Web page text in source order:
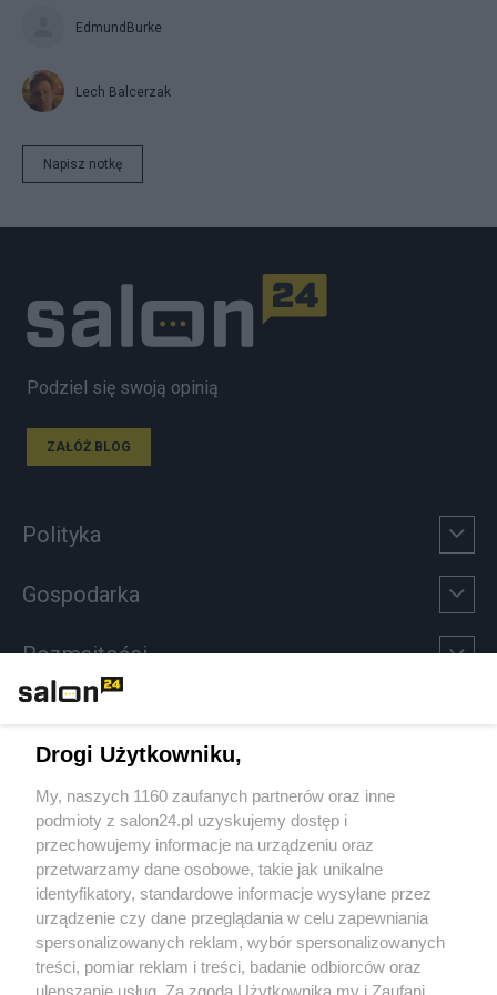
EdmundBurke
Lech Balcerzak
Napisz notkę
Podziel się swoją opinią
ZAŁÓŻ BLOG
Polityka
Gospodarka
Rozmaitości
Sport
Społeczeństwo
Kultura
Drogi Użytkowniku,
My, naszych 1160 zaufanych partnerów oraz inne
podmioty z salon24.pl uzyskujemy dostęp i
przechowujemy informacje na urządzeniu oraz
przetwarzamy dane osobowe, takie jak unikalne
identyfikatory, standardowe informacje wysyłane przez
urządzenie czy dane przeglądania w celu zapewniania
spersonalizowanych reklam, wybór spersonalizowanych
treści, pomiar reklam i treści, badanie odbiorców oraz
ulepszanie usług. Za zgodą Użytkownika my i Zaufani